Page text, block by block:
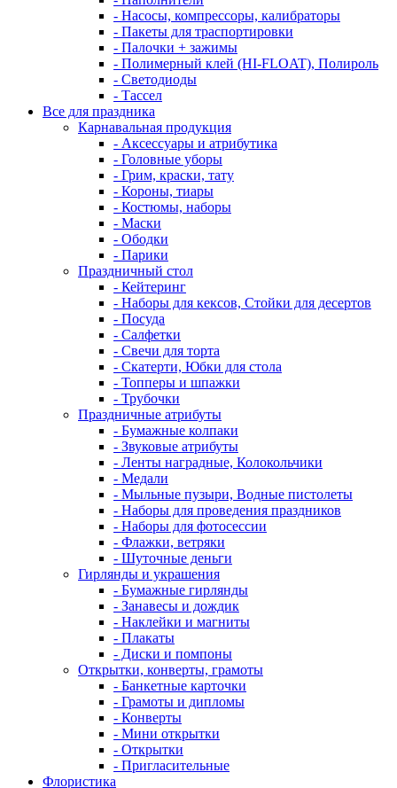
- Насосы, компрессоры, калибраторы
- Пакеты для траспортировки
- Палочки + зажимы
- Полимерный клей (HI-FLOAT), Полироль
- Светодиоды
- Тассел
Все для праздника
Карнавальная продукция
- Аксессуары и атрибутика
- Головные уборы
- Грим, краски, тату
- Короны, тиары
- Костюмы, наборы
- Маски
- Ободки
- Парики
Праздничный стол
- Кейтеринг
- Наборы для кексов, Стойки для десертов
- Посуда
- Салфетки
- Свечи для торта
- Скатерти, Юбки для стола
- Топперы и шпажки
- Трубочки
Праздничные атрибуты
- Бумажные колпаки
- Звуковые атрибуты
- Ленты наградные, Колокольчики
- Медали
- Мыльные пузыри, Водные пистолеты
- Наборы для проведения праздников
- Наборы для фотосессии
- Флажки, ветряки
- Шуточные деньги
Гирлянды и украшения
- Бумажные гирлянды
- Занавесы и дождик
- Наклейки и магниты
- Плакаты
- Диски и помпоны
Открытки, конверты, грамоты
- Банкетные карточки
- Грамоты и дипломы
- Конверты
- Мини открытки
- Открытки
- Пригласительные
Флористика